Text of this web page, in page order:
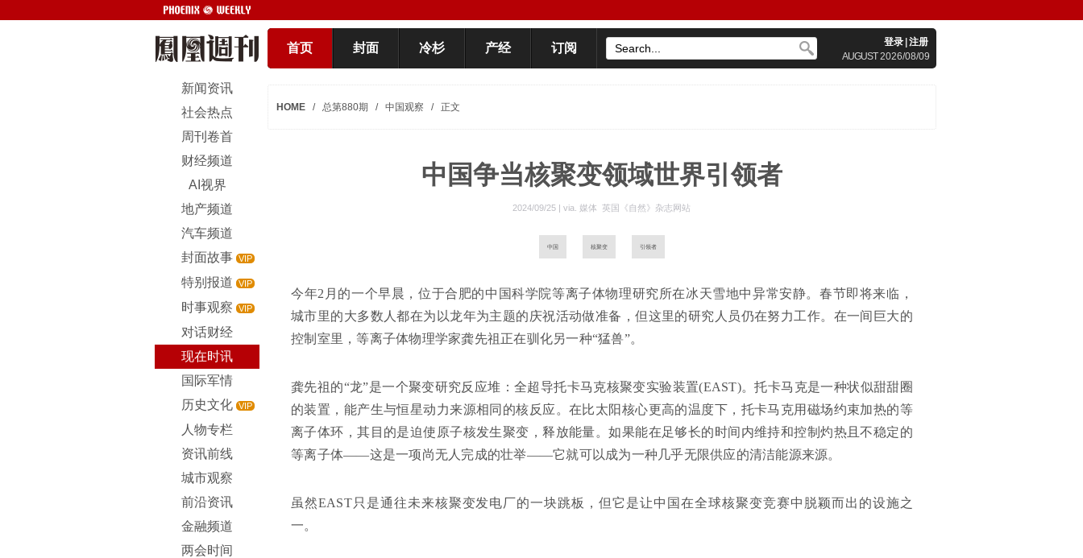
首页 封面 冷杉 产经 订阅 登录 注册
AUGUST2026/08/09
新闻资讯
社会热点
周刊卷首
财经频道
AI视界
地产频道
汽车频道
封面故事 VIP
特别报道 VIP
时事观察 VIP
对话财经
现在时讯
国际军情
历史文化 VIP
人物专栏
资讯前线
城市观察
前沿资讯
金融频道
两会时间
HOME / 总第880期 / 中国观察 / 正文
中国争当核聚变领域世界引领者
2024/09/25 | via. 媒体 英国《自然》杂志网站
中国 核聚变 引领者
今年2月的一个早晨，位于合肥的中国科学院等离子体物理研究所在冰天雪地中异常安静。春节即将来临，
城市里的大多数人都在为以龙年为主题的庆祝活动做准备，但这里的研究人员仍在努力工作。在一间巨大的
控制室里，等离子体物理学家龚先祖正在驯化另一种“猛兽”。
龚先祖的“龙”是一个聚变研究反应堆：全超导托卡马克核聚变实验装置(EAST)。托卡马克是一种状似甜甜圈
的装置，能产生与恒星动力来源相同的核反应。在比太阳核心更高的温度下，托卡马克用磁场约束加热的等
离子体环，其目的是迫使原子核发生聚变，释放能量。如果能在足够长的时间内维持和控制灼热且不稳定的
等离子体——这是一项尚无人完成的壮举——它就可以成为一种几乎无限供应的清洁能源来源。
虽然EAST只是通往未来核聚变发电厂的一块跳板，但它是让中国在全球核聚变竞赛中脱颖而出的设施之
一。